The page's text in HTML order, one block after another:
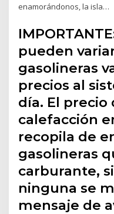
enamorándonos, la isla…
pueden
gasolineras
precios al
día. El precio
calefacción
recopila de
gasolineras
carburante,
ninguna se
mensaje de